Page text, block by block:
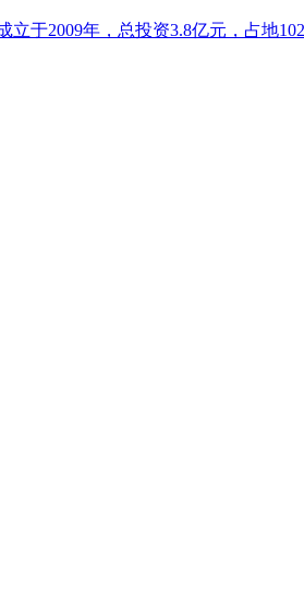
于2009年，总投资3.8亿元，占地